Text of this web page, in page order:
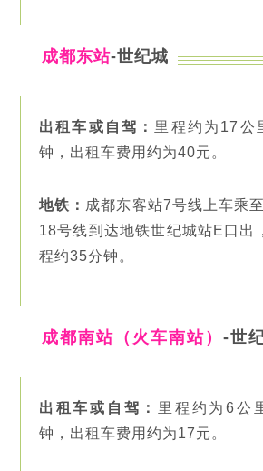
成都东站-世纪城
出租车或自驾： 里程约为17公
钟，出租车费用约为40元。
地铁： 成都东客站7号线上车乘
18号线到达地铁世纪城站E口出
程约35分钟。
成都南站（火车南站） -世
出租车或自驾： 里程约为6公
钟，出租车费用约为17元。